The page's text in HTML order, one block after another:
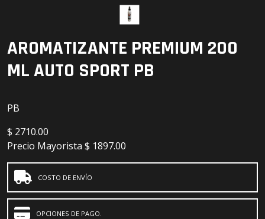
Faros
LED
AROMATIZANTE PREMIUM 200
ML AUTO SPORT PB
PB
$ 2710.00
Precio Mayorista $ 1897.00
COSTO DE ENVÍO
OPCIONES DE PAGO.